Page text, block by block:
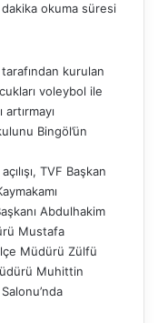
dakika okuma süresi
kurulan
voleybol ile
artırmayı
Bingöl’ün
TVF Başkan
Abdulhakim
Mustafa
Müdürü Zülfü
Muhittin